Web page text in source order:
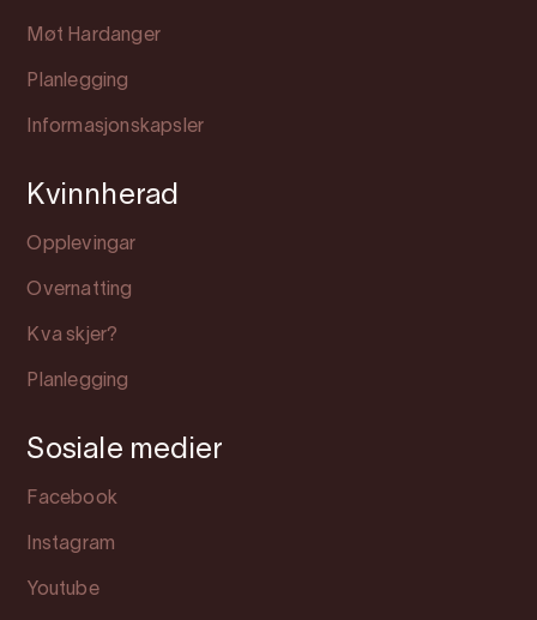
Møt Hardanger
Planlegging
Informasjonskapsler
Kvinnherad
Opplevingar
Overnatting
Kva skjer?
Planlegging
Sosiale medier
Facebook
Instagram
Youtube